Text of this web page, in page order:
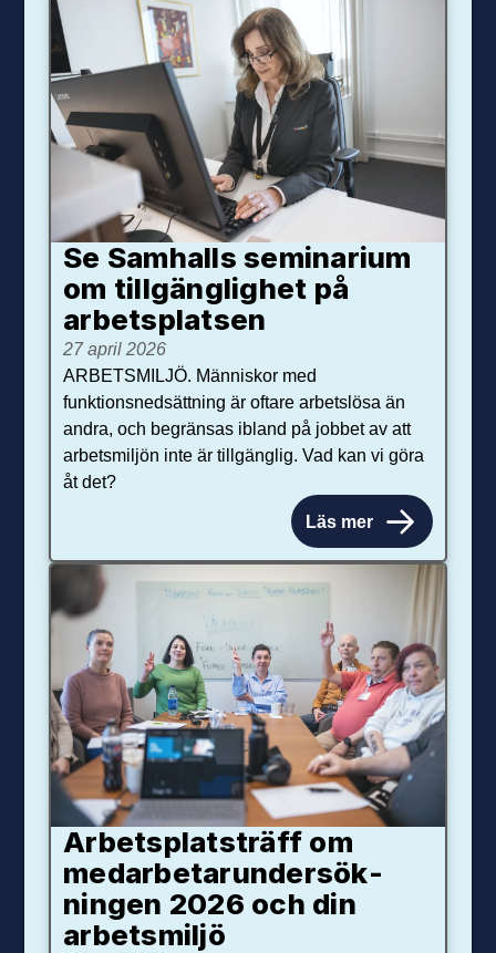
Se Samhalls seminarium
om tillgänglighet på
arbetsplatsen
27 april 2026
ARBETSMILJÖ. Människor med
funktionsnedsättning är oftare arbetslösa än
andra, och begränsas ibland på jobbet av att
arbetsmiljön inte är tillgänglig. Vad kan vi göra
åt det?
Läs mer
Arbetsplats­träff om
med­arbetar­under­sök­
ningen 2026 och din
arbets­miljö